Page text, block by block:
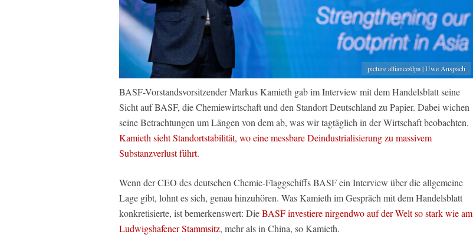
picture alliance/dpa | Uwe Anspach
BASF-Vorstandsvorsitzender Markus Kamieth gab im Interview mit dem Handelsblatt seine
Sicht auf BASF, die Chemiewirtschaft und den Standort Deutschland zu Papier. Dabei wichen
seine Betrachtungen um Längen von dem ab, was wir tagtäglich in der Wirtschaft beobachten.
Kamieth sieht Standortstabilität, wo eine messbare Deindustrialisierung zu massivem
Substanzverlust führt.
Wenn der CEO des deutschen Chemie-Flaggschiffs BASF ein Interview über die allgemeine
Lage gibt, lohnt es sich, genau hinzuhören. Was Kamieth im Gespräch mit dem Handelsblatt
konkretisierte, ist bemerkenswert: DieBASF investiere nirgendwo auf der Welt so stark wie am
Ludwigshafener Stammsitz, mehr als in China, so Kamieth.